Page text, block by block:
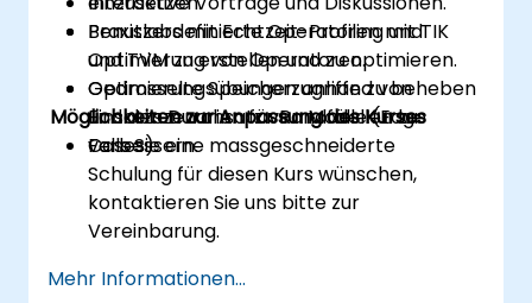
Benutzerdefinierte Operatoren mit TIK
und TVM zu erstellen und zu optimieren.
Gedrosselte Speicherzugriffe zu beheben
und den Durchsatz von Modellen zu
verbessern.
Praxislabs mit Echtzeit-Profiling und
Optimierung von Operatoren.
Optimierungsübungen anhand von
Einsatzszenarien für Randfälle (Edge
Cases).
Möglichkeiten zur Anpassung des Kurses
Falls Sie eine massgeschneiderte
Schulung für diesen Kurs wünschen,
kontaktieren Sie uns bitte zur
Vereinbarung.
Mehr Informationen...